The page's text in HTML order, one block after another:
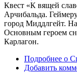
Квест «К вящей
Арчибальда.
город Миддлгейт.
Основным героем
Карлагон.
Подробнее о
Добавить